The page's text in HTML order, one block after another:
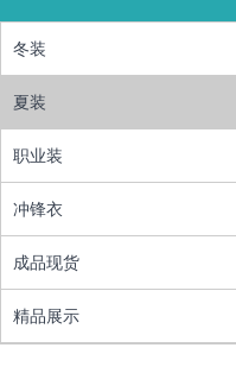
冬装
夏装
职业装
冲锋衣
成品现货
精品展示